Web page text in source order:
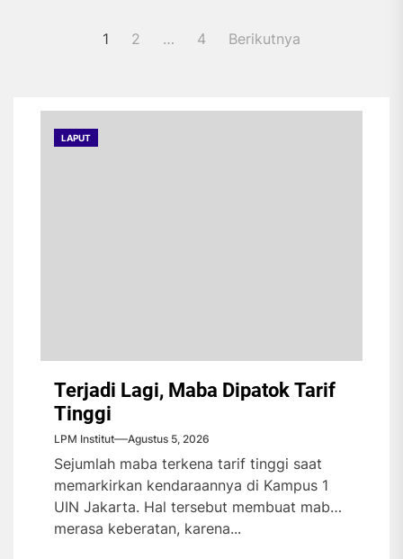
1 2 … 4 Berikutnya
LAPUT
Terjadi Lagi, Maba Dipatok Tarif
Tinggi
LPM Institut Agustus 5, 2026
Sejumlah maba terkena tarif tinggi saat
memarkirkan kendaraannya di Kampus 1
UIN Jakarta. Hal tersebut membuat maba
merasa keberatan, karena...